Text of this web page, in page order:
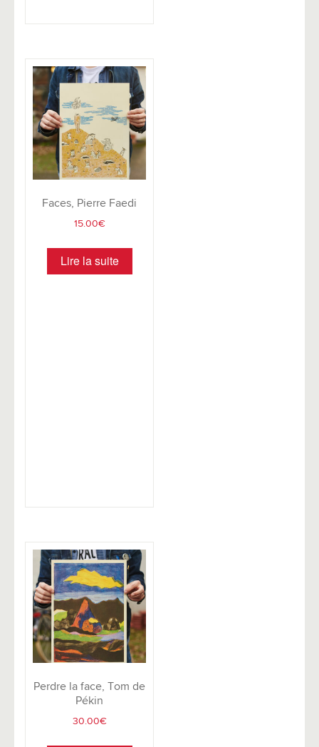
Faces, Pierre Faedi
15.00€
Lire la suite
Perdre la face, Tom de
Pékin
30.00€